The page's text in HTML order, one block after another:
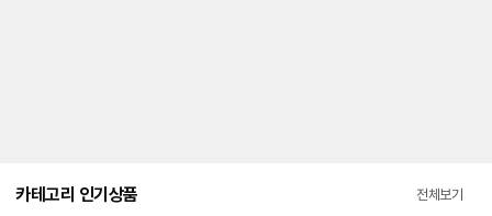
카테고리 인기상품 전체보기